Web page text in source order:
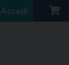
Accedi